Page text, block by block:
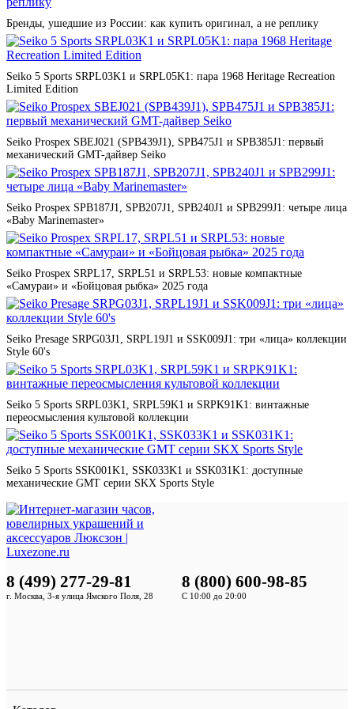
Бренды, ушедшие из России: как купить оригинал, а не реплику
Seiko 5 Sports SRPL03K1 и SRPL05K1: пара 1968 Heritage Recreation
Limited Edition
Seiko Prospex SBEJ021 (SPB439J1), SPB475J1 и SPB385J1: первый
механический GMT-дайвер Seiko
Seiko Prospex SPB187J1, SPB207J1, SPB240J1 и SPB299J1: четыре лица
«Baby Marinemaster»
Seiko Prospex SRPL17, SRPL51 и SRPL53: новые компактные
«Самураи» и «Бойцовая рыбка» 2025 года
Seiko Presage SRPG03J1, SRPL19J1 и SSK009J1: три «лица» коллекции
Style 60's
Seiko 5 Sports SRPL03K1, SRPL59K1 и SRPK91K1: винтажные
переосмысления культовой коллекции
Seiko 5 Sports SSK001K1, SSK033K1 и SSK031K1: доступные
механические GMT серии SKX Sports Style
8 (499) 277-29-81
г. Москва, 3-я улица Ямского Поля, 28
8 (800) 600-98-85
С 10:00 до 20:00